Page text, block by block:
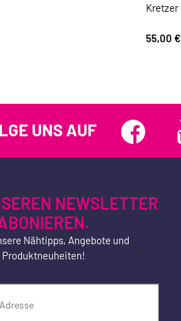
Kretzer
55,00 €
UNS AUF
NEWSLETTER
Nähtipps, Angebote und
Produktneuheiten!